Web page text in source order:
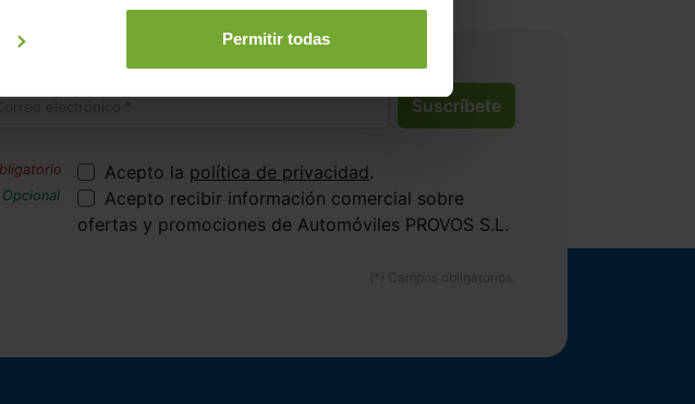
Permitir todas
Suscríbete
Acepto la política de privacidad.
Acepto recibir información comercial sobre
ofertas y promociones de Automóviles PROVOS S.L.